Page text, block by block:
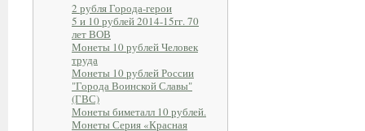
2 рубля Города-герои
5 и 10 рублей 2014-15гг. 70
лет ВОВ
Монеты 10 рублей Человек
труда
Монеты 10 рублей России
"Города Воинской Славы"
(ГВС)
Монеты биметалл 10 рублей.
Монеты Серия «Красная